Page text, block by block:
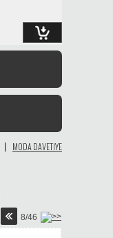
| MODA DAVETIYE
8/46